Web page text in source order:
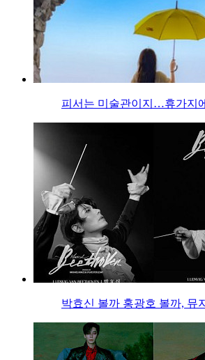
피서는 미술관이지…휴가지
박효신 볼까 홍광호 볼까, 뮤